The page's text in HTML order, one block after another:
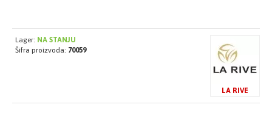
Lager: NA STANJU
Šifra proizvoda: 70059
LA RIVE